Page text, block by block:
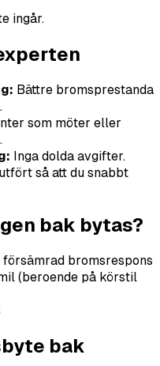
ingår.
Bättre bromsprestanda
som möter eller
Inga dolda avgifter.
så att du snabbt
bak bytas?
bromsrespons
(beroende på körstil
bak